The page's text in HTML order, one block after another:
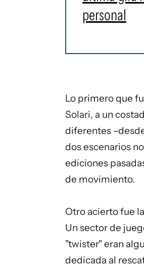
personal
Lo primero que
Solari, a un
diferentes
dos escenarios
ediciones
de movimiento.
Otro acierto fue
Un sector de
"twister" eran
dedicada al